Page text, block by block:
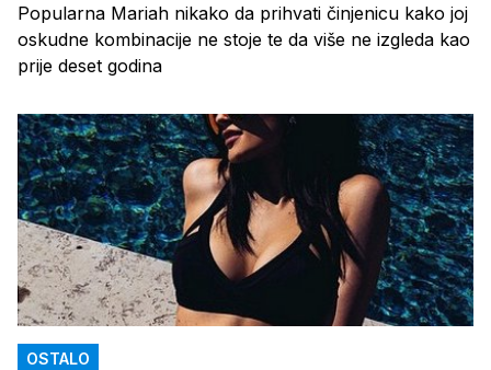
Popularna Mariah nikako da prihvati činjenicu kako joj
oskudne kombinacije ne stoje te da više ne izgleda kao
prije deset godina
OSTALO